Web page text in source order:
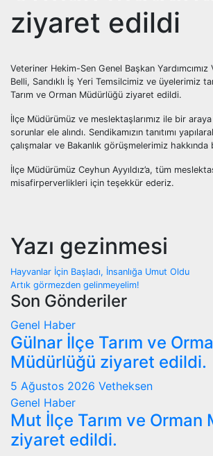
ziyaret edildi
Veteriner Hekim-Sen Genel Başkan
Belli, Sandıklı İş Yeri Temsilcimiz ve üyelerimiz
Tarım ve Orman Müdürlüğü ziyaret edildi.
İlçe Müdürümüz ve meslektaşlarımız ile bir
sorunlar ele alındı. Sendikamızın tanıtımı
çalışmalar ve Bakanlık görüşmelerimiz hakkında
İlçe Müdürümüz Ceyhun Ayyıldız’a, tüm
misafirperverlikleri için teşekkür ederiz.
Yazı gezinmesi
Hayvanlar İçin Başladı, İnsanlığa Umut Oldu
Artık görmezden gelinmeyelim!
Son Gönderiler
Genel Haber
Gülnar İlçe Tarım ve
Müdürlüğü ziyaret edildi.
5 Ağustos 2026 Vetheksen
Genel Haber
Mut İlçe Tarım ve Orman
ziyaret edildi.